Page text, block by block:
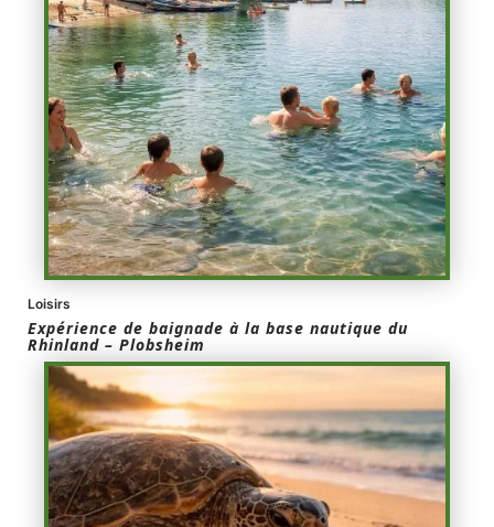
Loisirs
Expérience de baignade à la base nautique du
Rhinland – Plobsheim